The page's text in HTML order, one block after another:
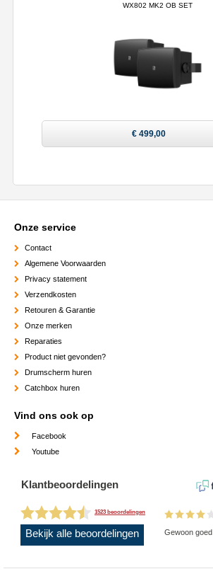
WX802 MK2 OB SET
€ 499,00
Onze service
Contact
Algemene Voorwaarden
Privacy statement
Verzendkosten
Retouren & Garantie
Onze merken
Reparaties
Product niet gevonden?
Drumscherm huren
Catchbox huren
Vind ons ook op
Facebook
Youtube
Klantbeoordelingen
1523 beoordelingen
Bekijk alle beoordelingen Gewoon goed